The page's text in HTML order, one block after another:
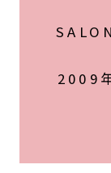
2009